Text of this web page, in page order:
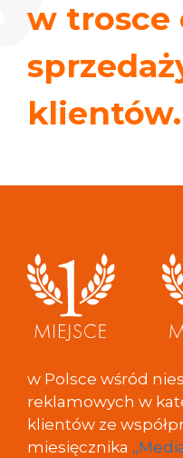
w trosce
klientów.
w Polsce wśród
reklamowych w
klientów ze
miesięcznika